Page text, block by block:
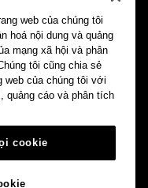
web của chúng tôi
hoá nội dung và quảng
mạng xã hội và phân
tôi cũng chia sẻ
web của chúng tôi với
quảng cáo và phân tích
cookie